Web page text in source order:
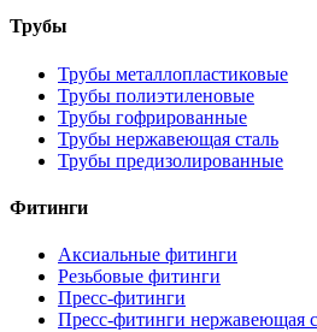
Трубы
Трубы металлопластиковые
Трубы полиэтиленовые
Трубы гофрированные
Трубы нержавеющая сталь
Трубы предизолированные
Фитинги
Аксиальные фитинги
Резьбовые фитинги
Пресс-фитинги
Пресс-фитинги нержавеющая